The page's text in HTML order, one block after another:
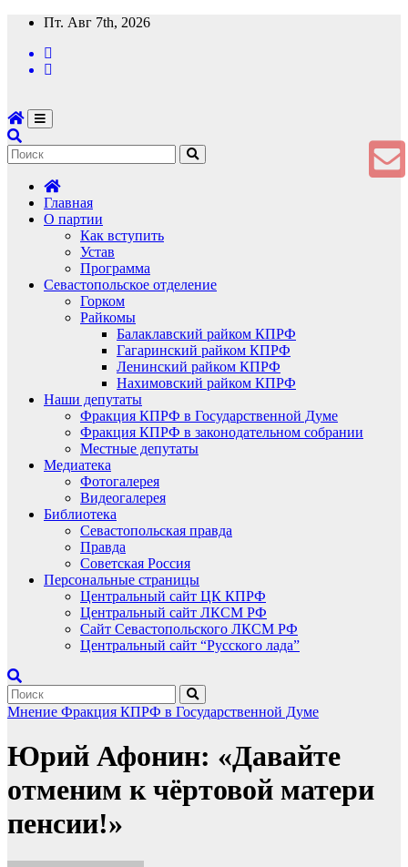
Перейти
содержимому
Пт. Авг 7th, 2026
Главная
О партии
Как вступить
Устав
Программа
Севастопольское отделение
Горком
Райкомы
Балаклавский райком КПРФ
Гагаринский райком КПРФ
Ленинский райком КПРФ
Нахимовский райком КПРФ
Наши депутаты
Фракция КПРФ в Государственной Думе
Фракция КПРФ в законодательном собрании
Местные депутаты
Медиатека
Фотогалерея
Видеогалерея
Библиотека
Севастопольская правда
Правда
Советская Россия
Персональные страницы
Центральный сайт ЦК КПРФ
Центральный сайт ЛКСМ РФ
Сайт Севастопольского ЛКСМ РФ
Центральный сайт “Русского лада”
Мнение Фракция КПРФ в Государственной Думе
Юрий Афонин: «Давайте
отменим к чёртовой матери
пенсии!»